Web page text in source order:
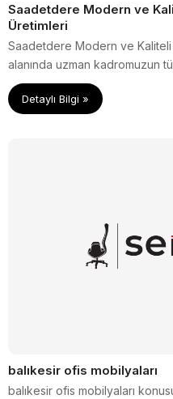
Saadetdere Modern ve
Üretimleri
Saadetdere Modern ve Kaliteli
alanında uzman kadromuzun
ürünleri web sitesinden
Detaylı Bilgi »
balıkesir ofis mobilyaları
balıkesir ofis mobilyaları